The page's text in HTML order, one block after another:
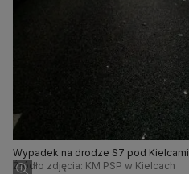
Wypadek na drodze S7 pod Kielcami
Źródło zdjęcia: KM PSP w Kielcach